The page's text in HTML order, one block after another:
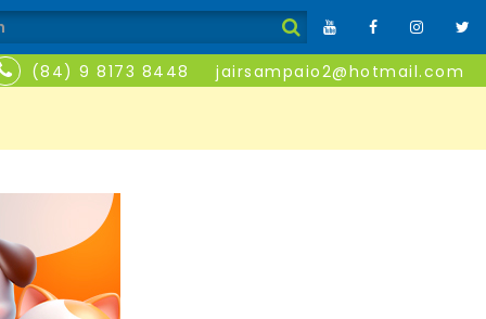
(84) 9 8173 8448 jairsampaio2@hotmail.com